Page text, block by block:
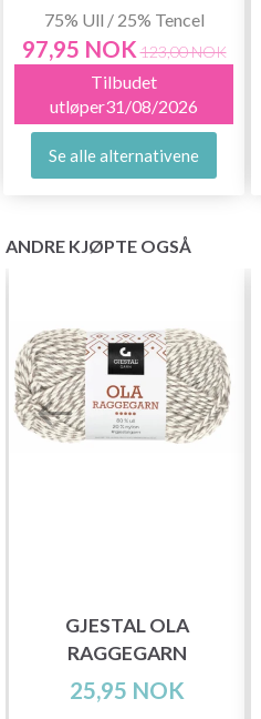
75% Ull / 25% Tencel
97,95 NOK 123,00 NOK
Tilbudet
utløper31/08/2026
Se alle alternativene
ANDRE KJØPTE OGSÅ
GJESTAL OLA
RAGGEGARN
25,95 NOK